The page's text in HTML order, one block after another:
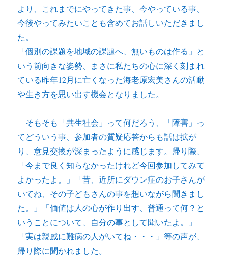
より、これまでにやってきた事、今やっている事、
今後やってみたいことも含めてお話しいただきまし
た。
「個別の課題を地域の課題へ、無いものは作る」と
いう前向きな姿勢、まさに私たちの心に深く刻まれ
ている昨年12月に亡くなった海老原宏美さんの活動
や生き方を思い出す機会となりました。
そもそも「共生社会」って何だろう、「障害」っ
てどういう事、参加者の質疑応答からも話は拡が
り、意見交換が深まったように感じます。帰り際、
「今まで良く知らなかったけれど今回参加してみて
よかったよ。」「昔、近所にダウン症のお子さんが
いてね、その子どもさんの事を想いながら聞きまし
た。」「価値は人の心が作り出す、普通って何？と
いうことについて、自分の事として聞いたよ。」
「実は親戚に難病の人がいてね・・・」等の声が、
帰り際に聞かれました。